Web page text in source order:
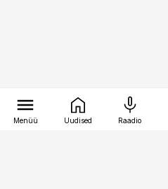
Menüü Uudised Raadio